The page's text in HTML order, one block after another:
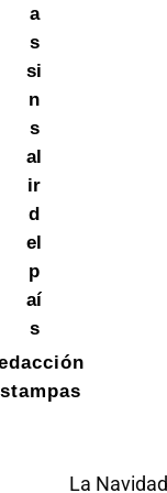
a
s
si
n
s
al
ir
d
el
p
aí
s
La